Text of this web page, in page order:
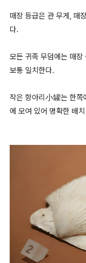
매장 등급은 관 무게, 매
다.
모든 귀족 무덤에는 매
보통 일치한다.
작은 항아리小罐는 한
에 모여 있어 명확한 배